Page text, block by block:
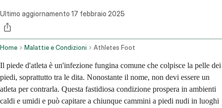
Ultimo aggiornamento 17 febbraio 2025
Home Malattie e Condizioni Athletes Foot
Il piede d'atleta è un'infezione fungina comune che colpisce la pelle dei
piedi, soprattutto tra le dita. Nonostante il nome, non devi essere un
atleta per contrarla. Questa fastidiosa condizione prospera in ambienti
caldi e umidi e può capitare a chiunque cammini a piedi nudi in luoghi